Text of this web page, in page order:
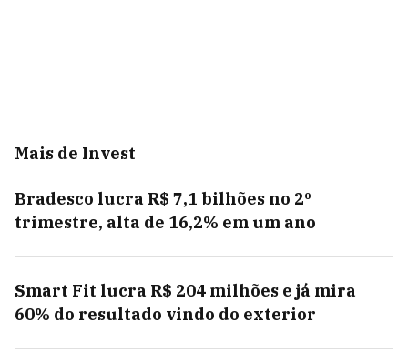
Mais de Invest
Bradesco lucra R$ 7,1 bilhões no 2º
trimestre, alta de 16,2% em um ano
Smart Fit lucra R$ 204 milhões e já mira
60% do resultado vindo do exterior